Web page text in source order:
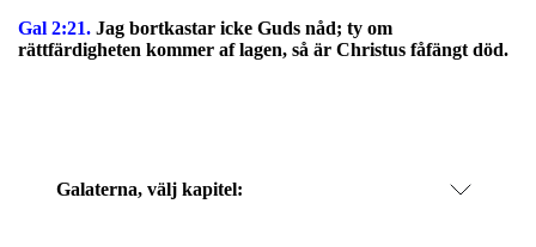
Gal 2:21. Jag bortkastar icke Guds nåd; ty om
rättfärdigheten kommer af lagen, så är Christus fåfängt död.
Galaterna, välj kapitel: